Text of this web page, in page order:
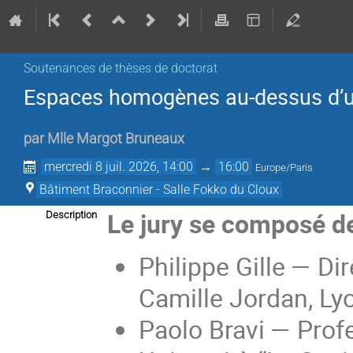
Soutenances de thèses de doctorat
Espaces homogènes au-dessus
par Mlle Margot Bruneaux
mercredi 8 juil. 2026, 14:00 → 16:00 Europe/Paris
Bâtiment Braconnier - Salle Fokko du Cloux
Description
Le jury se composé
Philippe Gille —
Camille Jordan,
Paolo Bravi —